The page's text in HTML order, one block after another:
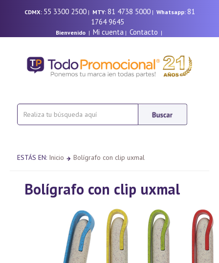
CDMX: 55 3300 2500| MTY: 81 4738 5000| Whatsapp: 81
1764 9645
Bienvenido| Mi cuenta | Contacto |
ESTÁS EN: Inicio Bolígrafo con clip uxmal
Bolígrafo con clip uxmal